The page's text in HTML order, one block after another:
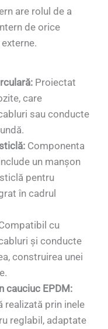
are rolul de a
de orice
Proiectat
care
sau conducte
Componenta
un manșon
pentru
în cadrul
cu
și conducte
construirea unei
cauciuc EPDM:
realizată prin inele
reglabil, adaptate